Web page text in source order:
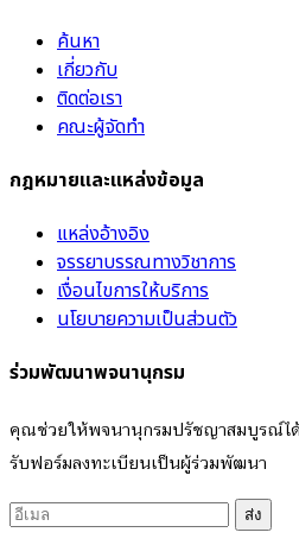
ค้นหา
เกี่ยวกับ
ติดต่อเรา
คณะผู้จัดทำ
กฎหมายและแหล่งข้อมูล
แหล่งอ้างอิง
จรรยาบรรณทางวิชาการ
เงื่อนไขการให้บริการ
นโยบายความเป็นส่วนตัว
ร่วมพัฒนาพจนานุกรม
คุณช่วยให้พจนานุกรมปรัชญาสมบูรณ์ได้
รับฟอร์มลงทะเบียนเป็นผู้ร่วมพัฒนา
ส่ง